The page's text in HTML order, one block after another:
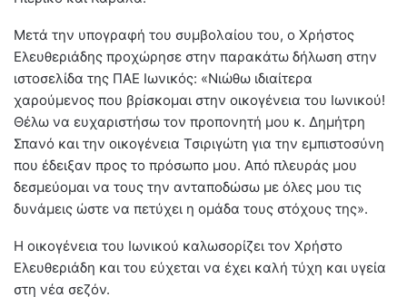
Μετά την υπογραφή του συμβολαίου του, ο Χρήστος
Ελευθεριάδης προχώρησε στην παρακάτω δήλωση στην
ιστοσελίδα της ΠΑΕ Ιωνικός: «Νιώθω ιδιαίτερα
χαρούμενος που βρίσκομαι στην οικογένεια του Ιωνικού!
Θέλω να ευχαριστήσω τον προπονητή μου κ. Δημήτρη
Σπανό και την οικογένεια Τσιριγώτη για την εμπιστοσύνη
που έδειξαν προς το πρόσωπο μου. Από πλευράς μου
δεσμεύομαι να τους την ανταποδώσω με όλες μου τις
δυνάμεις ώστε να πετύχει η ομάδα τους στόχους της».
Η οικογένεια του Ιωνικού καλωσορίζει τον Χρήστο
Ελευθεριάδη και του εύχεται να έχει καλή τύχη και υγεία
στη νέα σεζόν.